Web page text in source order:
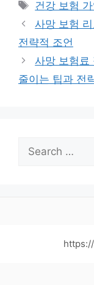
Tags
건강 보험 가
사망 보험
전략적 조언
사망 보험료
줄이는 팁과 전
for: